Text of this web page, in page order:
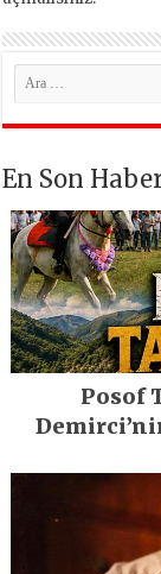
En Son
Posof